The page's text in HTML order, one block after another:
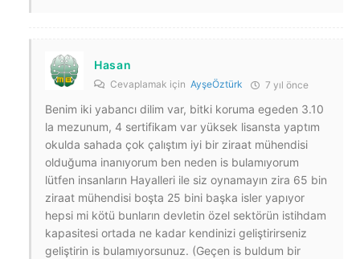
Hasan
Cevaplamak için AyşeÖztürk 7 yıl önce
Benim iki yabancı dilim var, bitki koruma egeden 3.10
la mezunum, 4 sertifikam var yüksek lisansta yaptım
okulda sahada çok çalıştım iyi bir ziraat mühendisi
olduğuma inanıyorum ben neden is bulamıyorum
lütfen insanların Hayalleri ile siz oynamayın zira 65 bin
ziraat mühendisi boşta 25 bini başka isler yapıyor
hepsi mi kötü bunların devletin özel sektörün istihdam
kapasitesi ortada ne kadar kendinizi geliştirirseniz
geliştirin is bulamıyorsunuz. (Geçen is buldum bir